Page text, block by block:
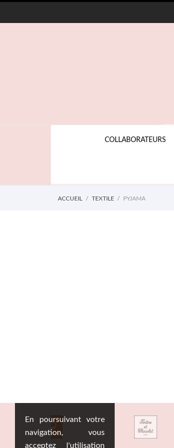
COLLABORATEURS
NEW
ACCUEIL TEXTILE PYJAMA
En poursuivant votre
navigation, vous
acceptez l'utilisation